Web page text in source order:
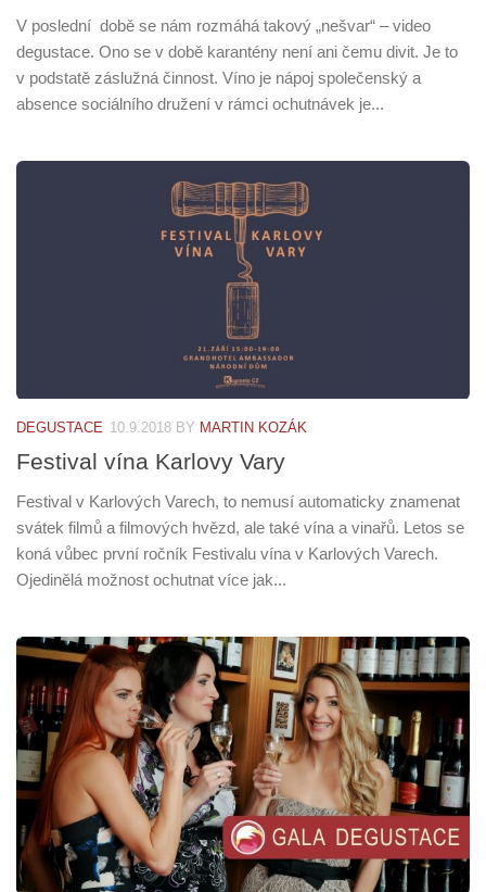
V poslední době se nám rozmáhá takový „nešvar“ – video
degustace. Ono se v době karantény není ani čemu divit. Je to
v podstatě záslužná činnost. Víno je nápoj společenský a
absence sociálního družení v rámci ochutnávek je...
DEGUSTACE 10.9.2018 BY MARTIN KOZÁK
Festival vína Karlovy Vary
Festival v Karlových Varech, to nemusí automaticky znamenat
svátek filmů a filmových hvězd, ale také vína a vinařů. Letos se
koná vůbec první ročník Festivalu vína v Karlových Varech.
Ojedinělá možnost ochutnat více jak...